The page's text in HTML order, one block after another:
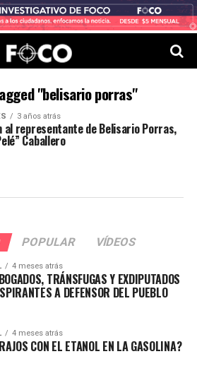
"belisario porras"
3 años atrás
al representante de Belisario Porras,
Caballero
POPULAR VÍDEOS
4 meses atrás
TRÁNSFUGAS Y EXDIPUTADOS
A DEFENSOR DEL PUEBLO
4 meses atrás
CON EL ETANOL EN LA GASOLINA?